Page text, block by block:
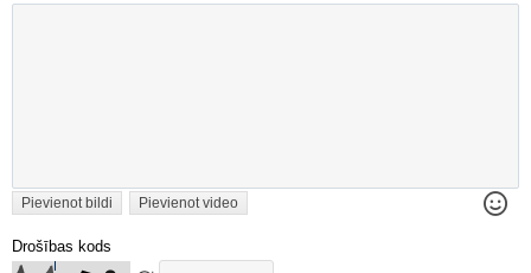
Pievienot bildi Pievienot video
Drošības kods